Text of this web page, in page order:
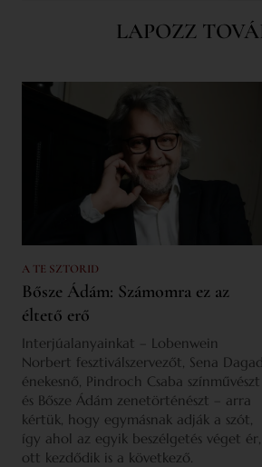
LAPOZZ
A TE SZTORID
Bősze Ádám: Számomra ez az
éltető erő
Interjúalanyainkat – Lobenwein
Norbert fesztiválszervezőt, Sena
énekesnő, Pindroch Csaba színművészt
és Bősze Ádám zenetörténészt – arra
kértük, hogy egymásnak adják a szót,
így ahol az egyik beszélgetés véget ér,
ott kezdődik is a következő.